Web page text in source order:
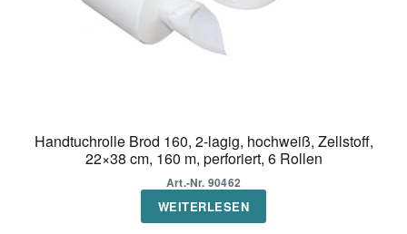
Handtuchrolle Brod 160, 2-lagig, hochweiß, Zellstoff,
22×38 cm, 160 m, perforiert, 6 Rollen
Art.-Nr. 90462
WEITERLESEN